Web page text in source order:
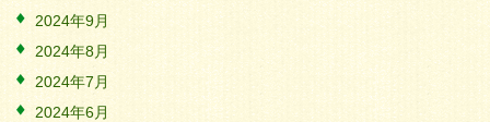
2024年9月
2024年8月
2024年7月
2024年6月